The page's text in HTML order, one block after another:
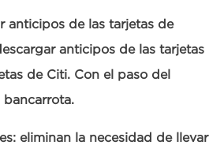
anticipos de las tarjetas de
anticipos de las tarjetas
de Citi. Con el paso del
bancarrota.
eliminan la necesidad de llevar